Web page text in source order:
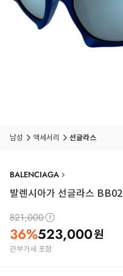
남성 액세서리 선글라스
BALENCIAGA
발렌시아가 선글라스
821,000
36%523,000원
관부가세 포함